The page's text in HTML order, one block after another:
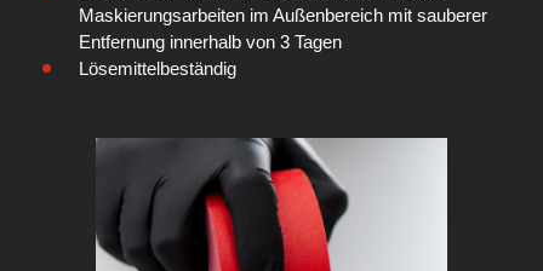
Maskierungsarbeiten im Außenbereich mit sauberer
Entfernung innerhalb von 3 Tagen
Lösemittelbeständig